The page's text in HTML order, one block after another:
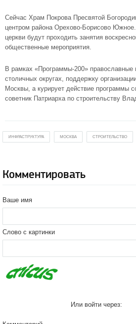
Сейчас Храм Покрова Пресвятой
центром района Орехово-Борисово
церкви будут проходить занятия
общественные мероприятия.
В рамках «Программы-200» православные
столичных округах, поддержку
Москвы, а курирует действие программы
советник Патриарха по строительству
ИНФРАСТРУКТУРА МОСКВА СТРОИТЕЛЬСТВО
Комментировать
Ваше имя
Слово с картинки
Или войти через: